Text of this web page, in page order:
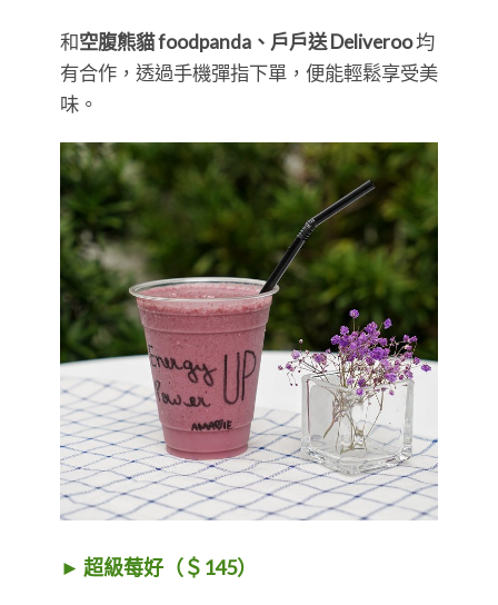
和空腹熊貓 foodpanda、戶戶送 Deliveroo均
有合作，透過手機彈指下單，便能輕鬆享受美
味。
► 超級莓好（＄145）